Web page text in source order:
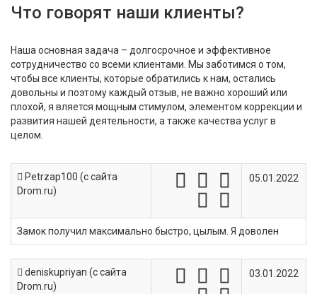
Что говорят наши клиенты?
Наша основная задача – долгосрочное и эффективное
сотрудничество со всеми клиентами. Мы заботимся о том,
чтобы все клиенты, которые обратились к нам, остались
довольны и поэтому каждый отзыв, не важно хороший или
плохой, я вляется мощным стимулом, элементом коррекции и
развития нашей деятельности, а также качества услуг в
целом.
Petrzap100 (c сайта
Drom.ru)
05.01.2022
Замок получил максимально быстро, цылым. Я доволен
deniskupriyan (c сайта
Drom.ru)
03.01.2022